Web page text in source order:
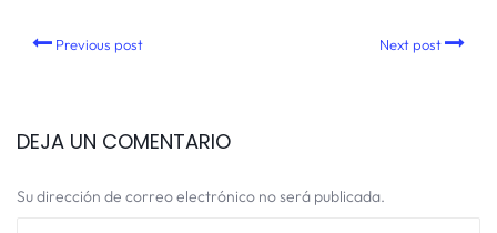
Previous post Next post
DEJA UN COMENTARIO
Su dirección de correo electrónico no será publicada.